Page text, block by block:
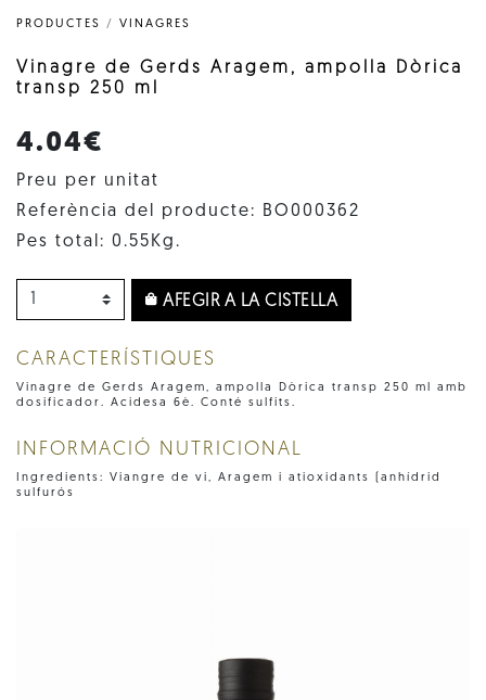
PRODUCTES / VINAGRES
Vinagre de Gerds Aragem, ampolla Dòrica
transp 250 ml
4.04€
Preu per unitat
Referència del producte: BO000362
Pes total: 0.55Kg.
AFEGIR A LA CISTELLA
CARACTERÍSTIQUES
Vinagre de Gerds Aragem, ampolla Dòrica transp 250 ml amb
dosificador. Acidesa 6è. Conté sulfits.
INFORMACIÓ NUTRICIONAL
Ingredients: Viangre de vi, Aragem i atioxidants (anhídrid
sulfurós
SELECCIONAR IDIOMA: CAT